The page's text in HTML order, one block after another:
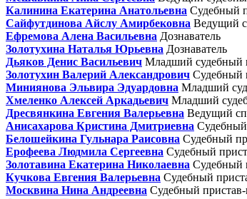
Калинина Екатерина Анатольевна Судебный
Сайфутдинова Айслу Амирбековна Ведущий
Ефремова Алена Васильевна Дознаватель
Золотухина Наталья Юрьевна Дознаватель
Дьяков Денис Васильевич Младший судебный
Золотухин Валерий Александрович Судебный
Миниянова Эльвира Эдуардовна Младший
Хмеленко Алексей Аркадьевич Младший
Дресвянкина Евгения Валерьевна Ведущий
Анисахарова Кристина Дмитриевна Судебный
Белошейкина Гульнара Раисовна Судебный
Ерофеева Людмила Сергеевна Судебный
Золотавина Екатерина Николаевна Судебный
Кучкова Евгения Валерьевна Судебный
Москвина Нина Андреевна Судебный